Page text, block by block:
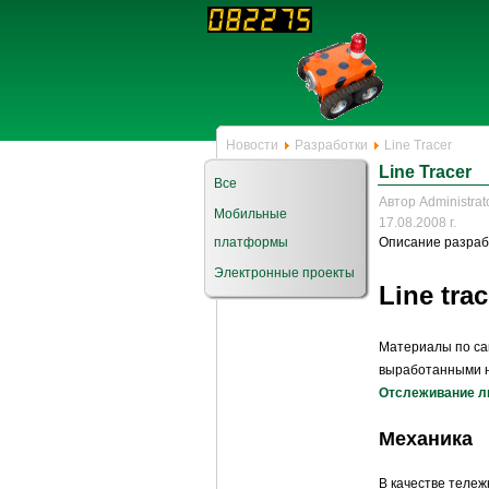
Новости Разработки Line Tracer
Все
Мобильные
платформы
Электронные проекты
Line Tracer
Автор
17.08.2008 г.
Описание
Line
Материалы по
выработанными
Отслеживание
Механика
В качестве